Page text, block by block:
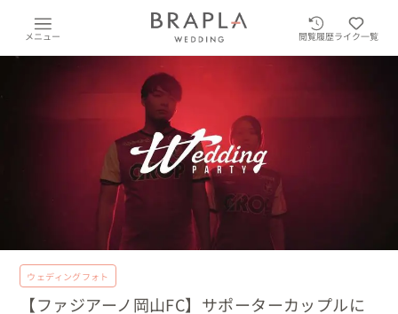
メニュー 閲覧履歴ライク一覧
ウェディングフォト
【ファジアーノ岡山FC】サポーターカップルに